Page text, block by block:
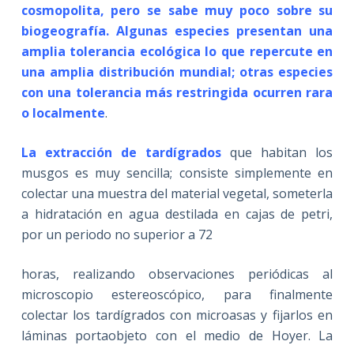
cosmopolita, pero se sabe muy poco sobre su
biogeografía. Algunas especies presentan una
amplia tolerancia ecológica lo que repercute en
una amplia distribución mundial; otras especies
con una tolerancia más restringida ocurren rara
o localmente.
La extracción de tardígrados que habitan los
musgos es muy sencilla; consiste simplemente en
colectar una muestra del material vegetal, someterla
a hidratación en agua destilada en cajas de petri,
por un periodo no superior a 72
horas, realizando observaciones periódicas al
microscopio estereoscópico, para finalmente
colectar los tardígrados con microasas y fijarlos en
láminas portaobjeto con el medio de Hoyer. La